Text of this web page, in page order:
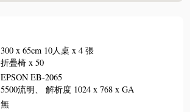
300 x 65cm 10人桌 x 4 張
折疊椅 x 50
EPSON EB-2065
5500流明、 解析度 1024 x 768 x GA
無